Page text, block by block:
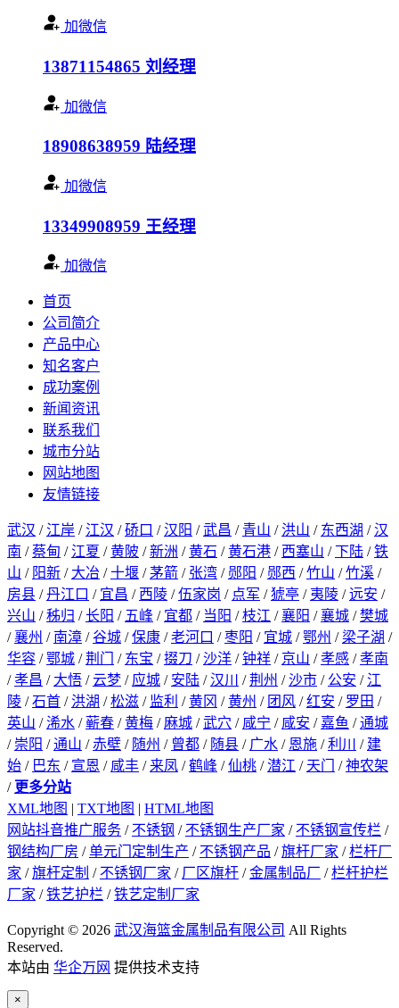
加微信
13871154865 刘经理
加微信
18908638959 陆经理
加微信
13349908959 王经理
加微信
首页
公司简介
产品中心
知名客户
成功案例
新闻资讯
联系我们
城市分站
网站地图
友情链接
武汉 / 江岸 / 江汉 /硚口 /汉阳 /武昌 / 青山 / 洪山 / 东西湖 /汉
南 /蔡甸 / 江夏 /黄陂 /新洲 /黄石 /黄石港 / 西塞山 /下陆 /铁
山 / 阳新 / 大冶 /十堰 /茅箭 / 张湾 / 郧阳 / 郧西 /竹山 /竹溪 /
房县 /丹江口 / 宜昌 / 西陵 /伍家岗 / 点军 /猇亭 / 夷陵 /远安 /
兴山 /秭归 /长阳 / 五峰 / 宜都 / 当阳 /枝江 /襄阳 /襄城 /樊城
/襄州 / 南漳 /谷城 /保康 /老河口 /枣阳 / 宜城 /鄂州 / 梁子湖 /
华容 /鄂城 /荆门 / 东宝 /掇刀 /沙洋 /钟祥 / 京山 /孝感 /孝南
/孝昌 / 大悟 /云梦 / 应城 / 安陆 /汉川 /荆州 /沙市 / 公安 / 江
陵 /石首 / 洪湖 /松滋 / 监利 /黄冈 /黄州 / 团风 /红安 / 罗田 /
英山 /浠水 /蕲春 /黄梅 /麻城 /武穴 / 咸宁 / 咸安 / 嘉鱼 /通城
/ 崇阳 /通山 /赤壁 / 随州 / 曾都 / 随县 / 广水 / 恩施 /利川 / 建
始 / 巴东 / 宣恩 / 咸丰 / 来凤 /鹤峰 /仙桃 /潜江 / 天门 /神农架
/ 更多分站
XML地图 | TXT地图 | HTML地图
网站抖音推广服务 / 不锈钢 / 不锈钢生产厂家 / 不锈钢宣传栏 /
钢结构厂房 /单元门定制生产 / 不锈钢产品 /旗杆厂家 /栏杆厂
家 /旗杆定制 / 不锈钢厂家 / 厂区旗杆 /金属制品厂 /栏杆护栏
厂家 /铁艺护栏 /铁艺定制厂家
Copyright © 2026 武汉海篮金属制品有限公司 All Rights
Reserved.
本站由 华企万网 提供技术支持
×